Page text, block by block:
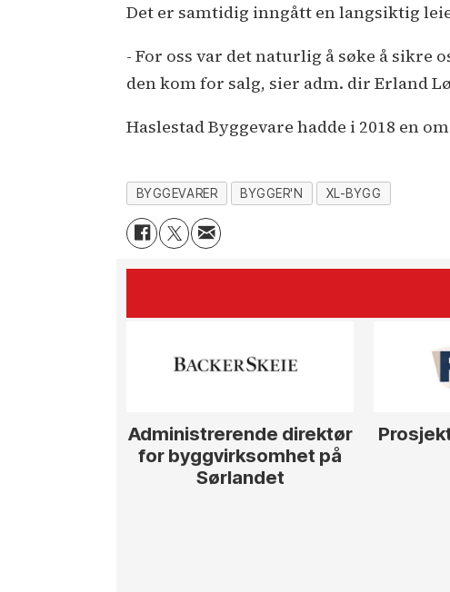
Det er samtidig inngått en langsiktig
- For oss var det naturlig å søke å sikre
den kom for salg, sier adm. dir Erland
Haslestad Byggevare hadde i 2018 en
BYGGEVARER BYGGER'N XL-BYGG
Administrerende direktør
for byggvirksomhet på
Sørlandet